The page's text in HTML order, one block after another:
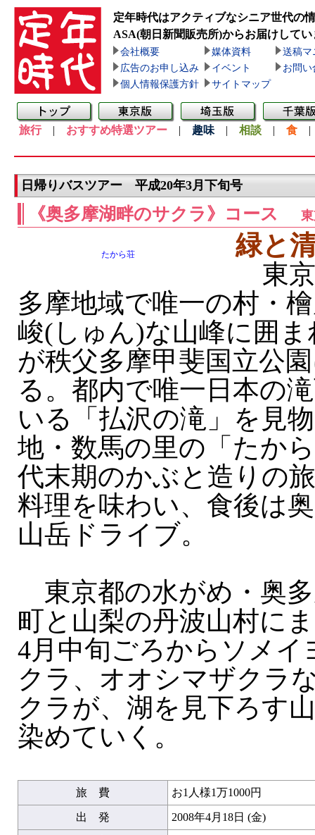
定年時代はアクティブなシニア世代の
ASA(朝日新聞販売所)からお届けしてい
会社概要 媒体資料
送稿マ
広告のお申し込み
イベント
お問い
個人情報保護方針
サイトマップ
旅行| おすすめ特選ツアー | 趣味 | 相談 | 食
日帰りバスツアー 平成20年3月下旬号
《奥多摩湖畔のサクラ》コース
たから荘
緑と
東京
多摩地域で唯一の村・
峻(しゅん)な山峰に囲
が秩父多摩甲斐国立公
る。都内で唯一日本の
いる「払沢の滝」を見
地・数馬の里の「たか
代末期のかぶと造りの
料理を味わい、食後は
山岳ドライブ。
東京都の水がめ・奥
町と山梨の丹波山村に
4月中旬ごろからソメイ
クラ、オオシマザクラ
クラが、湖を見下ろす
染めていく。
旅 費 お1人様1万1000円
出 発 2008年4月18日 (金)